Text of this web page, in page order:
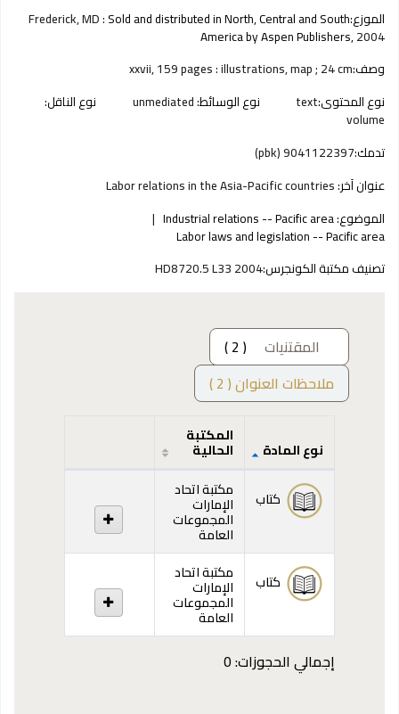
الموزع:
Frederick, MD :Sold and distributed in North, Central and South
America by Aspen Publishers,2004
وصف:xxvii, 159 pages : illustrations, map ; 24 cm
نوع المحتوى:text نوع الوسائط:unmediated نوع الناقل:
volume
تدمك:9041122397 (pbk)
عنوان آخر:Labor relations in the Asia-Pacific countries
الموضوع:Industrial relations -- Pacific area
Labor laws and legislation -- Pacific area
تصنيف مكتبة الكونجرس:HD8720.5 L33 2004
المقتنيات
( 2 )
ملاحظات العنوان ( 2 )
المقتنيات
نوع المادة
المكتبة
الحالية
كتاب مكتبة اتحاد
الإمارات
المجموعات
العامة
كتاب
مكتبة اتحاد
الإمارات
المجموعات
العامة
إجمالي الحجوزات: 0